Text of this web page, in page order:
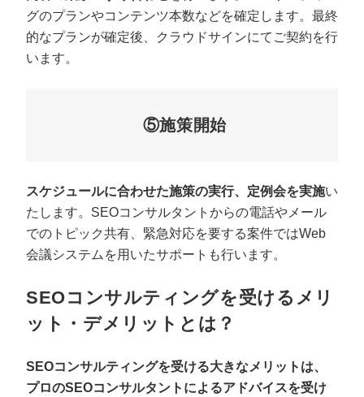
グのプランやコンテンツ本数などを確定します。最終
的なプランが確定後、クラウドサインにてご契約を行
います。
⑤施策開始
スケジュールに合わせた施策の実行、定例会を実施い
たします。SEOコンサルタントからの電話やメール
でのトピック共有、緊急対応を要する案件ではWeb
会議システムを用いたサポートも行います。
SEOコンサルティングを受けるメリ
ット・デメリットとは？
SEOコンサルティングを受ける大きなメリットは、
プロのSEOコンサルタントによるアドバイスを受け